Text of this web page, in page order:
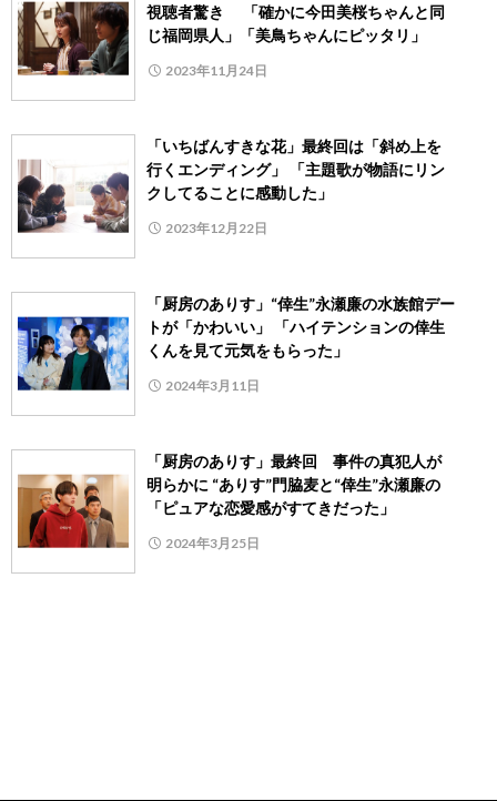
視聴者驚き 「確かに今田美桜ちゃんと同
じ福岡県人」「美鳥ちゃんにピッタリ」
2023年11月24日
「いちばんすきな花」最終回は「斜め上を
行くエンディング」 「主題歌が物語にリン
クしてることに感動した」
2023年12月22日
「厨房のありす」“倖生”永瀬廉の水族館デー
トが「かわいい」 「ハイテンションの倖生
くんを見て元気をもらった」
2024年3月11日
「厨房のありす」最終回 事件の真犯人が
明らかに “ありす”門脇麦と“倖生”永瀬廉の
「ピュアな恋愛感がすてきだった」
2024年3月25日